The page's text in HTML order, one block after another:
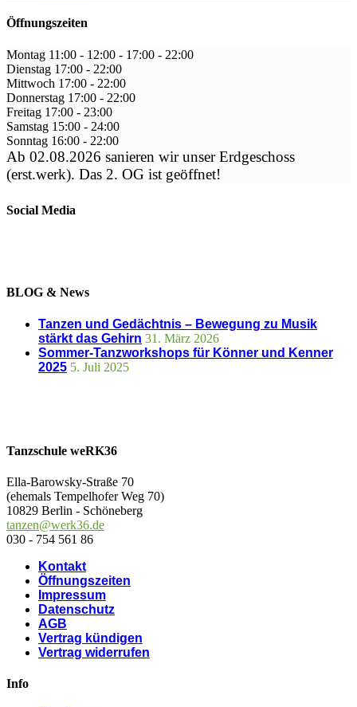
Öffnungszeiten
Montag 11:00 - 12:00 - 17:00 - 22:00
Dienstag 17:00 - 22:00
Mittwoch 17:00 - 22:00
Donnerstag 17:00 - 22:00
Freitag 17:00 - 23:00
Samstag 15:00 - 24:00
Sonntag 16:00 - 22:00
Ab 02.08.2026 sanieren wir unser Erdgeschoss
(erst.werk). Das 2. OG ist geöffnet!
Social Media
BLOG & News
Tanzen und Gedächtnis – Bewegung zu Musik
stärkt das Gehirn 31. März 2026
Sommer-Tanzworkshops für Könner und Kenner
2025 5. Juli 2025
Tanzschule weRK36
Ella-Barowsky-Straße 70
(ehemals Tempelhofer Weg 70)
10829 Berlin - Schöneberg
tanzen@werk36.de
030 - 754 561 86
Kontakt
Öffnungszeiten
Impressum
Datenschutz
AGB
Vertrag kündigen
Vertrag widerrufen
Info